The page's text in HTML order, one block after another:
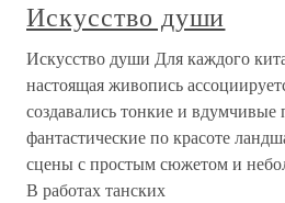
Искусство души
Искусство души Для каждого
настоящая живопись
создавались тонкие и вдумчивые
фантастические по красоте
сцены с простым сюжетом и
В работах танских